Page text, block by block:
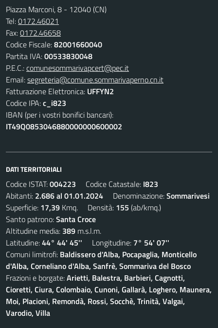
Piazza Marconi, 8 - 12040 (CN)
Tel:0172.46021
Fax:0172.46658
Codice Fiscale:82001660040
Partita IVA:00533830048
P.E.C.:comunesommarivapcert@pec.it
Email:segreteria@comune.sommarivaperno.cn.it
Fatturazione Elettronica: UFFYN2
Codice IPA:c_i823
IBAN (per i vostri bonifici bancari):
IT49Q0853046880000000600002
DATI TERRITORIALI
Codice ISTAT:004223 Codice Catastale: I823
Abitanti: 2.686 al 01.01.2024 Denominazione:Sommarivesi
Superficie: 17,39 Kmq. Densità: 155 (ab/kmq.)
Santo patrono:Santa Croce
Altitudine media: 389 m.s.l.m.
Latitudine:44° 44' 45'' Longitudine: 7° 54' 07''
Comuni limitrofi: Baldissero d'Alba, Pocapaglia, Monticello
d'Alba, Corneliano d'Alba, Sanfrè, Sommariva del Bosco
Frazioni e borgate:Arietti, Balestra, Barbieri, Cagnotti,
Cioretti, Ciura, Colombaio, Cunoni, Gallarà, Loghero, Maunera,
Moi, Placioni, Remondà, Rossi, Socchè, Trinità, Valgai,
Varodio, Villa